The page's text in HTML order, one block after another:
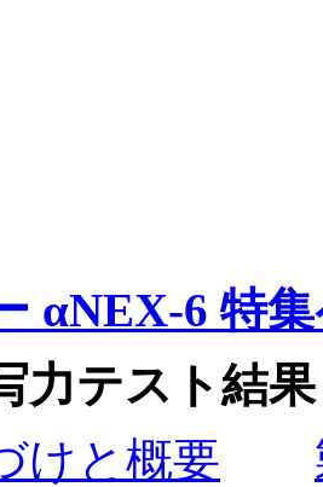
αNEX-6 特
力テスト結
けと概要